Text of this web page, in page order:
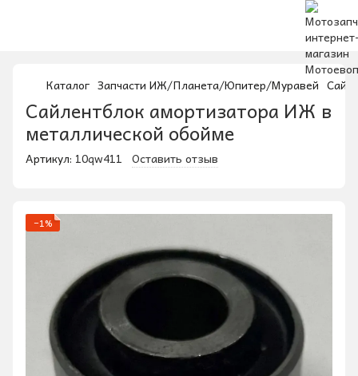
Каталог Запчасти ИЖ/Планета/Юпитер/Муравей
Сайлентблок амортизатора ИЖ в
металлической обойме
Артикул: 10qw411 Оставить отзыв
−1%